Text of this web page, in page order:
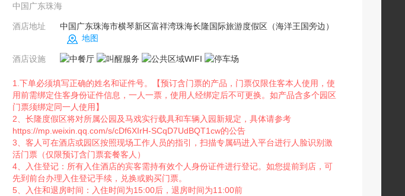
中国广东珠海
酒店地址
中国广东珠海市横琴新区富祥湾珠海长隆国际旅游度假区（海洋王国旁边）
地图
酒店设施
1.下单必须填写正确的姓名和证件号。【预订含门票的产品，门票仅限住客本人使用，使
用前需绑定住客身份证件信息，一人一票，使用人经绑定后不可更换。如产品含多个园区
门票须绑定同一人使用】
2、长隆度假区将对所属公园及马戏实行载具和车辆入园新规定，具体请参考
https://mp.weixin.qq.com/s/cDf6XIrH-SCqD7UdBQT1cw的公告
3、客人可在酒店或园区按照现场工作人员的指引，扫描专属码进入平台进行人脸识别激
活门票（仅限预订含门票套餐客人）
4、入住登记：所有入住酒店的宾客需持有效个人身份证件进行登记。如您提前到店，可
先到前台办理入住登记手续，兑换或购买门票。
5、入住和退房时间：入住时间为15:00后，退房时间为11:00前